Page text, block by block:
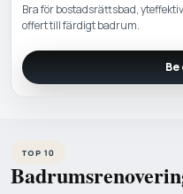
Bra för bostadsrättsbad,
offert till färdigt badrum.
TOP 10